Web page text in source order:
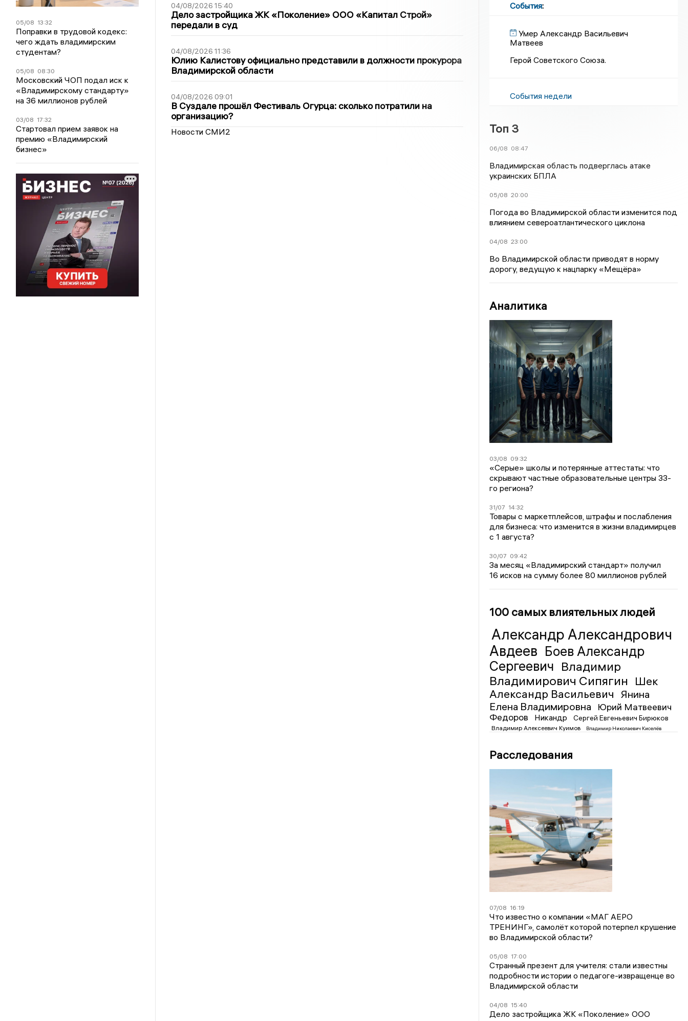
05/08 13:32
Поправки в трудовой кодекс:
чего ждать владимирским
студентам?
05/08 08:30
Московский ЧОП подал иск к
«Владимирскому стандарту»
на 36 миллионов рублей
03/08 17:32
Стартовал прием заявок на
премию «Владимирский
бизнес»
04/08/2026 15:40
Дело застройщика ЖК «Поколение» ООО «Капитал Строй»
передали в суд
04/08/2026 11:36
Юлию Калистову официально представили в должности прокурора
Владимирской области
04/08/2026 09:01
В Суздале прошёл Фестиваль Огурца: сколько потратили на
организацию?
Новости СМИ2
События:
Умер Александр Васильевич
Матвеев
Герой Советского Союза.
События недели
Топ 3
06/08 08:47
Владимирская область подверглась атаке
украинских БПЛА
05/08 20:00
Погода во Владимирской области изменится под
влиянием североатлантического циклона
04/08 23:00
Во Владимирской области приводят в норму
дорогу, ведущую к нацпарку «Мещёра»
Аналитика
03/08 09:32
«Серые» школы и потерянные аттестаты: что
скрывают частные образовательные центры 33-
го региона?
31/07 14:32
Товары с маркетплейсов, штрафы и послабления
для бизнеса: что изменится в жизни владимирцев
с 1 августа?
30/07 09:42
За месяц «Владимирский стандарт» получил
16 исков на сумму более 80 миллионов рублей
100 самых влиятельных людей
Александр Александрович
Авдеев Боев Александр
Сергеевич Владимир
Владимирович Сипягин Шек
Александр Васильевич
Янина
Елена Владимировна
Юрий Матвеевич
Федоров
Никандр Сергей Евгеньевич Бирюков
Владимир Алексеевич Куимов Владимир Николаевич Киселёв
Расследования
07/08 16:19
Что известно о компании «МАГ АЕРО
ТРЕНИНГ», самолёт которой потерпел крушение
во Владимирской области?
05/08 17:00
Странный презент для учителя: стали известны
подробности истории о педагоге-извращенце во
Владимирской области
04/08 15:40
Дело застройщика ЖК «Поколение» ООО